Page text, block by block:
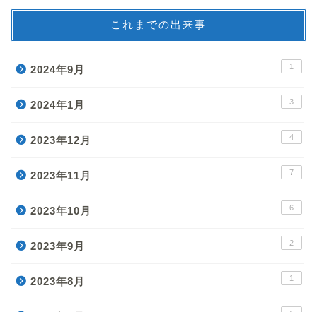
これまでの出来事
2024年9月 1
2024年1月 3
2023年12月 4
2023年11月 7
2023年10月 6
2023年9月 2
2023年8月 1